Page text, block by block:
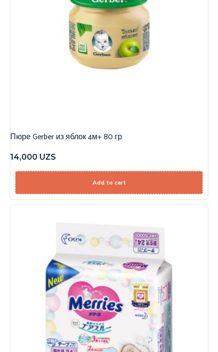
Пюре Gerber из яблок 4м+ 80 гр
14,000 UZS
Add to cart